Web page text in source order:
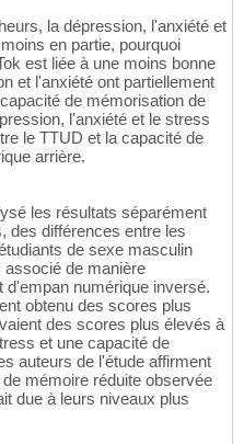
la dépression, l'anxiété et
en partie, pourquoi
est liée à une moins bonne
et l'anxiété ont partiellement
de mémorisation de
l'anxiété et le stress
le TTUD et la capacité de
arrière.
les résultats séparément
des différences entre les
de sexe masculin
associé de manière
numérique inversé.
obtenu des scores plus
des scores plus élevés à
et une capacité de
auteurs de l'étude affirment
mémoire réduite observée
due à leurs niveaux plus